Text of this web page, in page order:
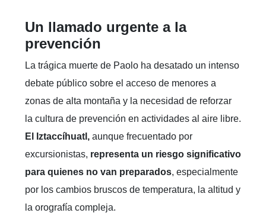
Un llamado urgente a la
prevención
La trágica muerte de Paolo ha desatado un intenso
debate público sobre el acceso de menores a
zonas de alta montaña y la necesidad de reforzar
la cultura de prevención en actividades al aire libre.
El Iztaccíhuatl, aunque frecuentado por
excursionistas, representa un riesgo significativo
para quienes no van preparados, especialmente
por los cambios bruscos de temperatura, la altitud y
la orografía compleja.